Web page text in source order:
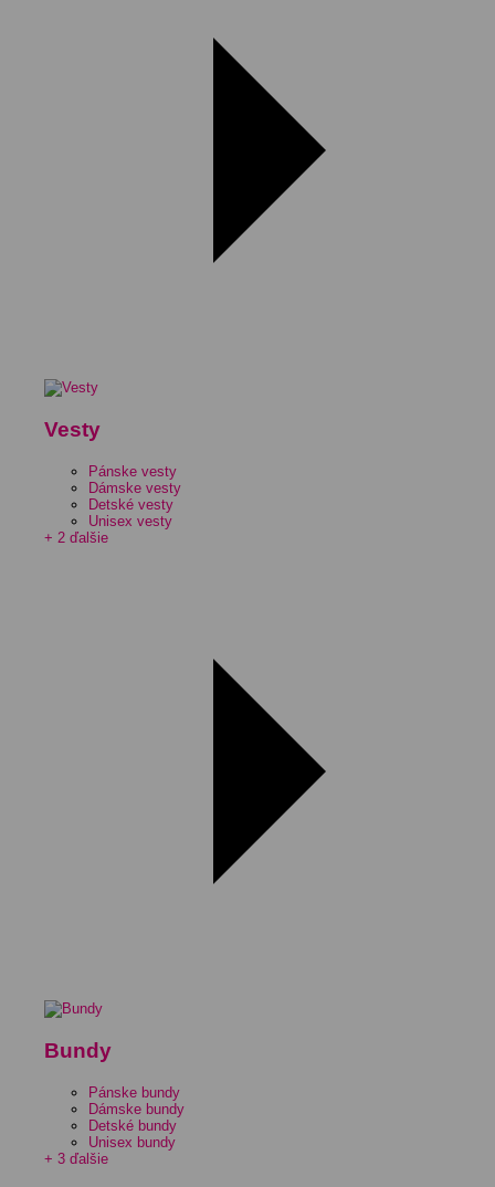
Vesty
Pánske vesty
Dámske vesty
Detské vesty
Unisex vesty
+ 2 ďalšie
Bundy
Pánske bundy
Dámske bundy
Detské bundy
Unisex bundy
+ 3 ďalšie